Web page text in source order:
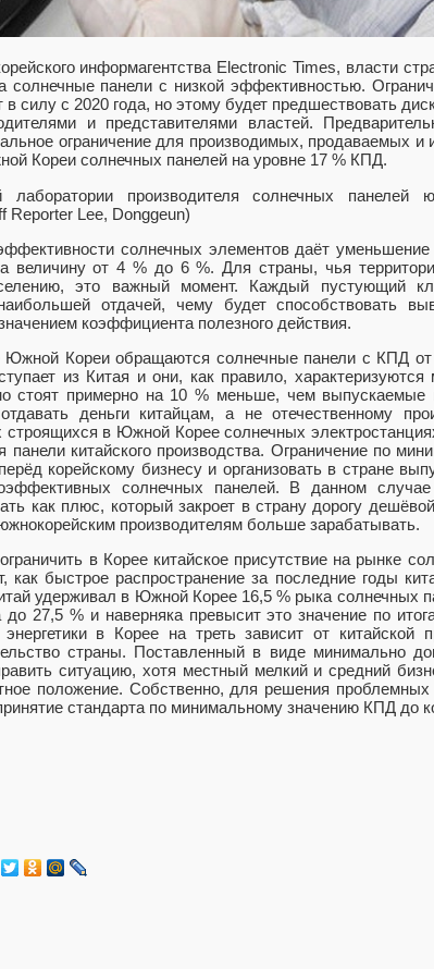
информагентства Electronic Times, власти
солнечные панели с низкой эффективностью.
в силу с 2020 года, но этому будет предшествовать
и представителями властей.
ограничение для производимых, продаваемых и
Кореи солнечных панелей на уровне 17 % КПД.
лаборатории производителя солнечных панелей
Reporter Lee, Donggeun)
солнечных элементов даёт
величину от 4 % до 6 %. Для страны, чья
это важный момент. Каждый пустующий
отдачей, чему будет способствовать
коэффициента полезного действия.
Южной Кореи обращаются солнечные панели с КПД
из Китая и они, как правило,
стоят примерно на 10 % меньше, чем выпускаемые
деньги китайцам, а не отечественному
строящихся в Южной Корее солнечных
панели китайского производства. Ограничение по
корейскому бизнесу и организовать в стране
солнечных панелей. В данном случае
как плюс, который закроет в страну дорогу
производителям больше зарабатывать.
в Корее китайское присутствие на рынке
как быстрое распространение за последние годы
удерживал в Южной Корее 16,5 % рыка солнечных
27,5 % и наверняка превысит это значение по
в Корее на треть зависит от китайской
страны. Поставленный в виде минимально
ситуацию, хотя местный мелкий и средний
положение. Собственно, для решения
стандарта по минимальному значению КПД до